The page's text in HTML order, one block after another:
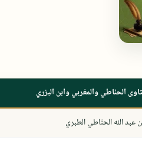
الحنّاطي والمغربي وابن البزري
عبد الله الحنّاطي الطبري